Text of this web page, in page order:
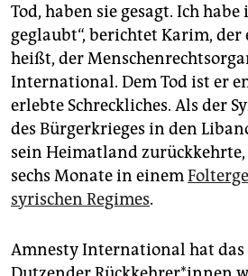
genossenschaft
epaper login
Tod, haben sie gesagt. Ich
geglaubt“, berichtet Karim,
heißt, der
International. Dem Tod ist er
erlebte Schreckliches. Als der
des Bürgerkrieges in den
sein Heimatland
sechs Monate in einem
syrischen Regimes.
Amnesty International hat das